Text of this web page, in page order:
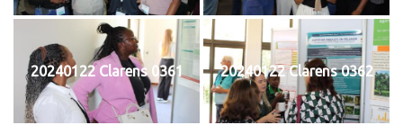
20240122 Clarens 0361 20240122 Clarens 0362